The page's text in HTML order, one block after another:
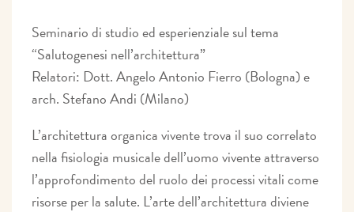
Seminario di studio ed esperienziale sul tema
“Salutogenesi nell’architettura”
Relatori: Dott. Angelo Antonio Fierro (Bologna) e
arch. Stefano Andi (Milano)
L’architettura organica vivente trova il suo correlato
nella fisiologia musicale dell’uomo vivente attraverso
l’approfondimento del ruolo dei processi vitali come
risorse per la salute. L’arte dell’architettura diviene